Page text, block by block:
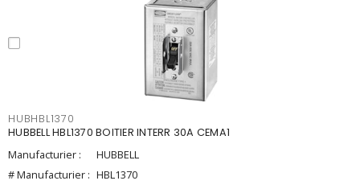
HUBHBL1370
HUBBELL HBL1370 BOITIER INTERR 30A CEMA1
Manufacturier :
HUBBELL
# Manufacturier : HBL1370